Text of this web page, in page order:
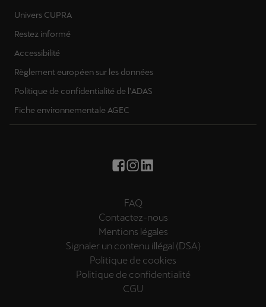
Univers CUPRA
Restez informé
Accessibilité
Règlement européen sur les données
Politique de confidentialité de l'ADAS
Fiche environnementale AGEC
FAQ
Contactez-nous
Mentions légales
Signaler un contenu illégal (DSA)
Politique de cookies
Politique de confidentialité
CGU